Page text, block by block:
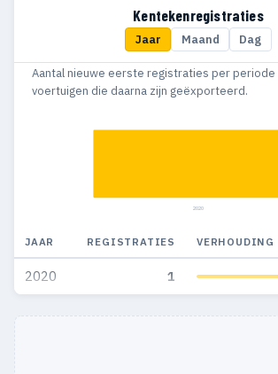
Kentekenregistraties
Jaar Maand Dag
Aantal nieuwe eerste registraties per
voertuigen die daarna zijn geëxporteerd.
2020
JAAR REGISTRATIES VERHOUDING
2020 1